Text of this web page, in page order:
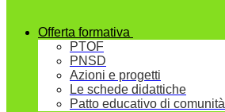
Offerta formativa
PTOF
PNSD
Azioni e progetti
Le schede didattiche
Patto educativo di comunità